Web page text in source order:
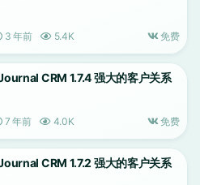
3 年前 5.4K 免费
CRM 1.7.4 强大的客户关系
7 年前 4.0K 免费
CRM 1.7.2 强大的客户关系